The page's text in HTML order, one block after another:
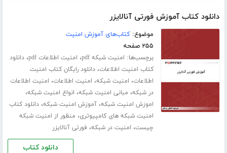
دانلود کتاب آموزش فورتی آنالایزر
موضوع:کتاب‌های آموزش امنیت
۲۵۵ صفحه
برچسب‌ها: امنیت شبکه pdf ، امنیت اطلاعات pdf ،دانلود
کتاب امنیت اطلاعات،دانلود رایگان کتاب امنیت
اطلاعات، امنیت شبکه، امنیت اطلاعات، امنیت اطلاعات
در شبکه، مبانی امنیت شبکه، انواع امنیت شبکه،
اموزش امنیت شبکه،آموزش امنیت شبکه،دانلود کتاب
امنیت شبکه های کامپیوتری، منظور از امنیت شبکه
چیست، امنیت در شبکه، فورتی آنالایزر
دانلود کتاب